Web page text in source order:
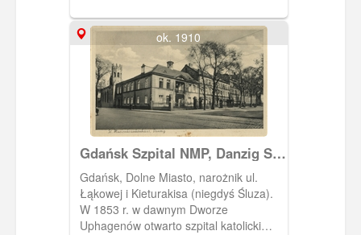
ok. 1910
Gdańsk Szpital NMP, Danzig St.
Marienkrankenhaus
Gdańsk, Dolne Miasto, narożnik ul.
Łąkowej i Kieturakisa (niegdyś Śluza).
W 1853 r. w dawnym Dworze
Uphagenów otwarto szpital katolicki